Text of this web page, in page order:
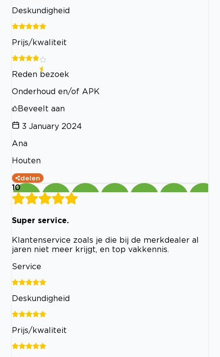
Deskundigheid
Prijs/kwaliteit
Reden bezoek
Onderhoud en/of APK
Beveelt aan
3 January 2024
Ana
Houten
delen
10
Super service.
Klantenservice zoals je die bij de merkdealer al
jaren niet meer krijgt, en top vakkennis.
Service
Deskundigheid
Prijs/kwaliteit